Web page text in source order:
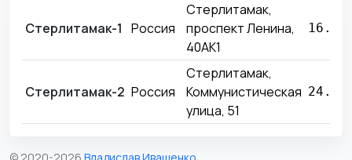
Стерлитамак-1 Россия
Стерлитамак,
проспект Ленина,
40АК1
Стерлитамак-2 Россия
Стерлитамак,
Коммунистическая
улица, 51